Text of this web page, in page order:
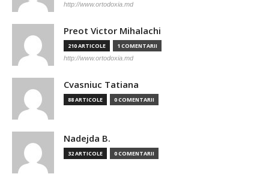
http://www.ortodoxia.md
Preot Victor Mihalachi
210 ARTICOLE 1 COMENTARII
http://www.ortodoxia.md
Cvasniuc Tatiana
88 ARTICOLE 0 COMENTARII
Nadejda B.
32 ARTICOLE 0 COMENTARII